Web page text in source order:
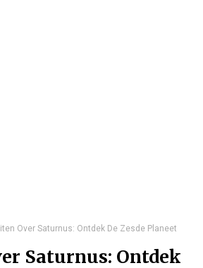
Over Saturnus: Ontdek De Zesde Planeet
Saturnus: Ontdek